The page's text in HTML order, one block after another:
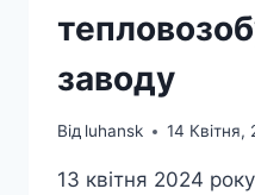
заводу
Від luhansk 14 Квітня,
13 квітня 2024